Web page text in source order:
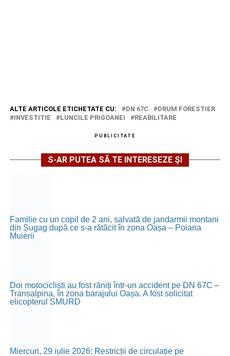
ALTE ARTICOLE ETICHETATE CU: DN 67C
DRUM FORESTIER
INVESTITIE
LUNCILE PRIGOANEI REABILITARE
PUBLICITATE
S-AR PUTEA SĂ TE INTERESEZE ȘI
Familie cu un copil de 2 ani, salvată de jandarmii montani
din Șugag după ce s-a rătăcit în zona Oașa – Poiana
Muierii
Doi motocicliști au fost răniți într-un accident pe DN 67C –
Transalpina, în zona barajului Oașa. A fost solicitat
elicopterul SMURD
Miercuri, 29 iulie 2026: Restricții de circulație pe